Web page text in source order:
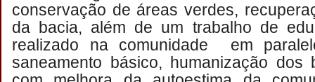
conservação de áreas verdes,
da bacia, além de um trabalho de
realizado na comunidade em
saneamento básico, humanização